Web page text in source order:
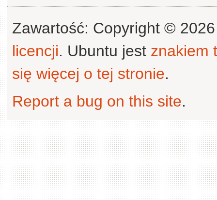
Zawartość: Copyright ©
licencji. Ubuntu jest znakiem
się więcej o tej stronie.
Report a bug on this site.